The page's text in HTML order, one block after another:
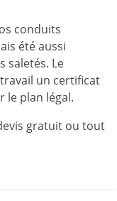
conduits
été aussi
saletés. Le
un certificat
le plan légal.
gratuit ou tout